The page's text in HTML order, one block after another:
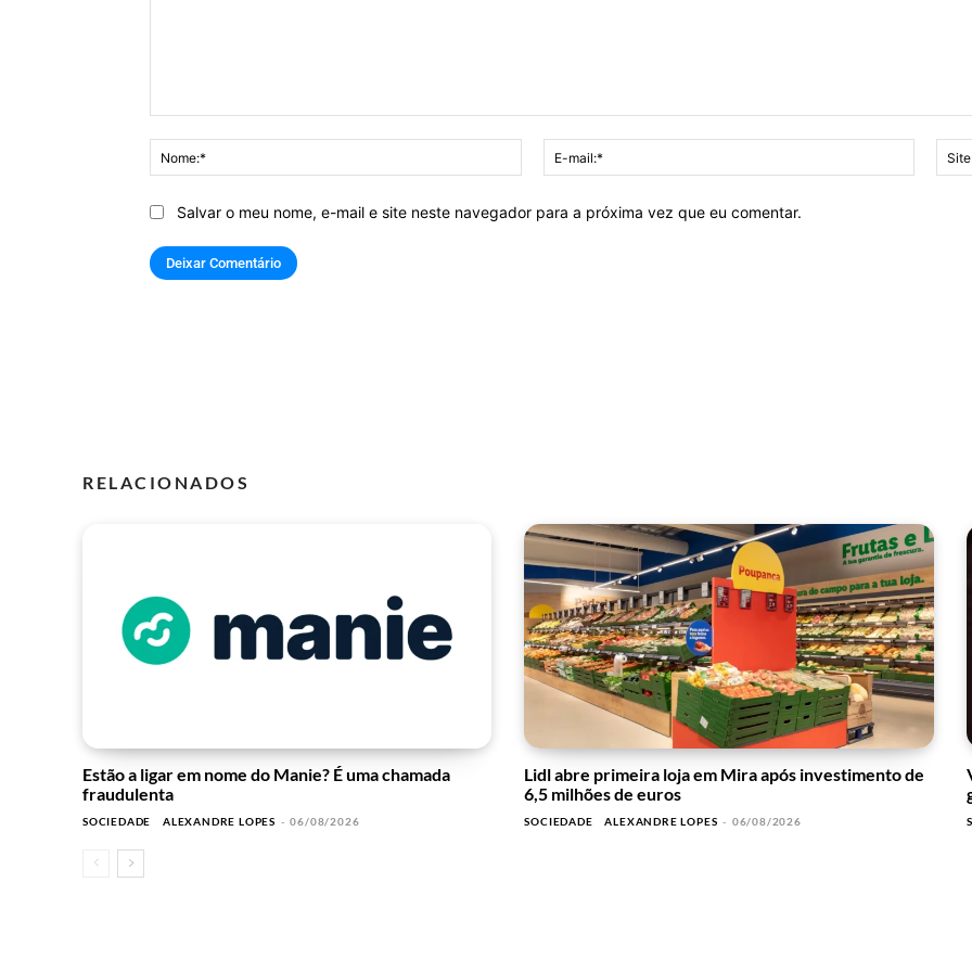
Nome:*
mail:*
Salvar o meu nome, e-mail e site neste navegador para a próxima vez que eu comentar.
RELACIONADOS
Estão a ligar em nome do Manie? É uma chamada
fraudulenta
SOCIEDADE ALEXANDRE LOPES - 06/08/2026
Lidl abre primeira loja em Mira após investimento de
6,5 milhões de euros
SOCIEDADE ALEXANDRE LOPES - 06/08/2026